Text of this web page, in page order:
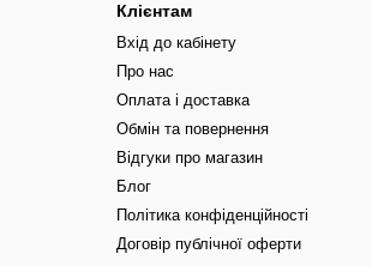
Клієнтам
Вхід до кабінету
Про нас
Оплата і доставка
Обмін та повернення
Відгуки про магазин
Блог
Політика конфіденційності
Договір публічної оферти